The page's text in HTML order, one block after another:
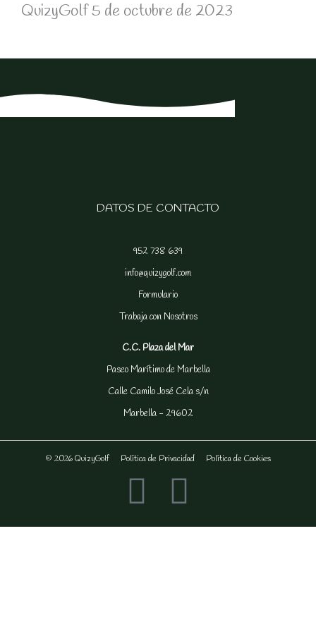
QuizyGolf5 de octubre de 2023
DATOS DE CONTACTO
952 738 639
info@quizygolf.com
Formulario
Trabaja con Nosotros
C.C. Plaza del Mar
Paseo Marítimo de Marbella
Calle Camilo José Cela s/n
Marbella - 29602
© 2026 QuizyGolf Política de Privacidad Política de Cookies
F
a
I
n